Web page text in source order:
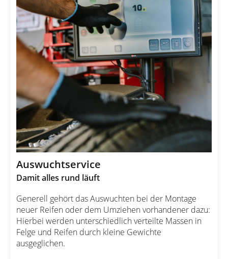
Auswuchtservice
Damit alles rund läuft
Generell gehört das Auswuchten bei der Montage
neuer Reifen oder dem Umziehen vorhandener dazu:
Hierbei werden unterschiedlich verteilte Massen in
Felge und Reifen durch kleine Gewichte
ausgeglichen.